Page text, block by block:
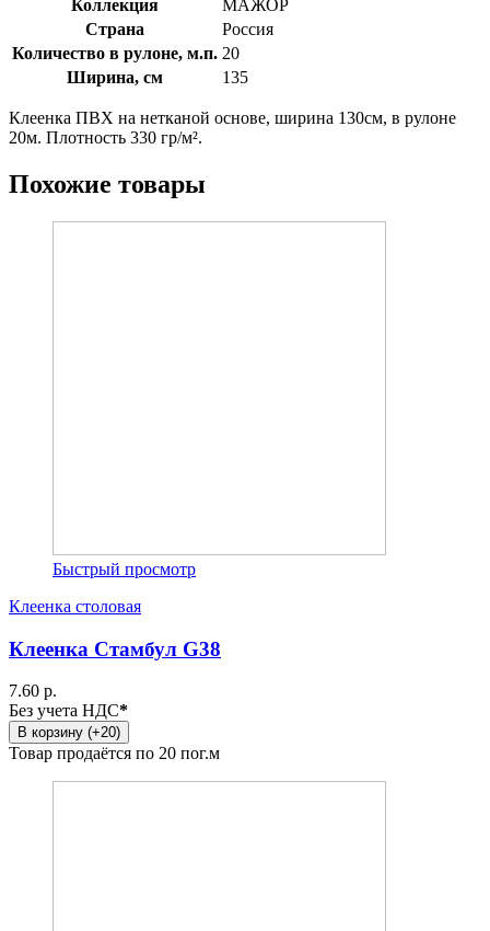
Коллекция
МАЖОР
Страна
Россия
Количество в рулоне, м.п. 20
Ширина, см
135
Клеенка ПВХ на нетканой основе, ширина 130см, в рулоне
20м. Плотность 330 гр/м².
Похожие товары
Быстрый просмотр
Клеенка столовая
Клеенка Стамбул G38
7.60 р.
Без учета НДС*
В корзину (+20)
Товар продаётся по 20 пог.м